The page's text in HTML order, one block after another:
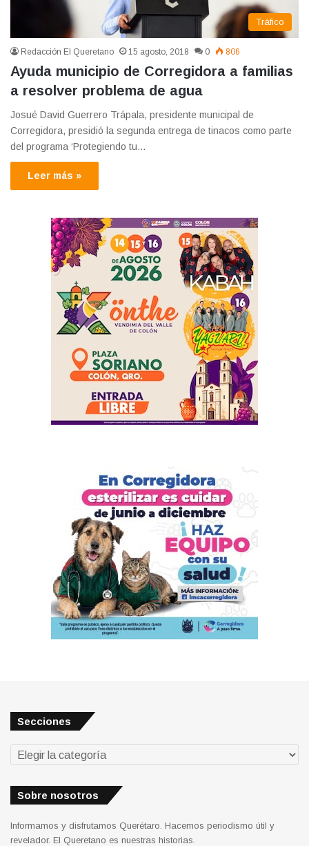
Tráfico
Redacción El Queretano 15 agosto, 2018 0 806
Ayuda municipio de Corregidora a familias
a resolver problema de agua
Josué David Guerrero Trápala, presidente municipal de
Corregidora, presidió la segunda entrega de tinacos como parte
del programa ‘Protegiendo tu…
Leer más »
Secciones
Secciones
Sobre nosotros
Informamos y disfrutamos Querétaro. Hacemos periodismo útil y
revelador. El Queretano es nuestras historias.